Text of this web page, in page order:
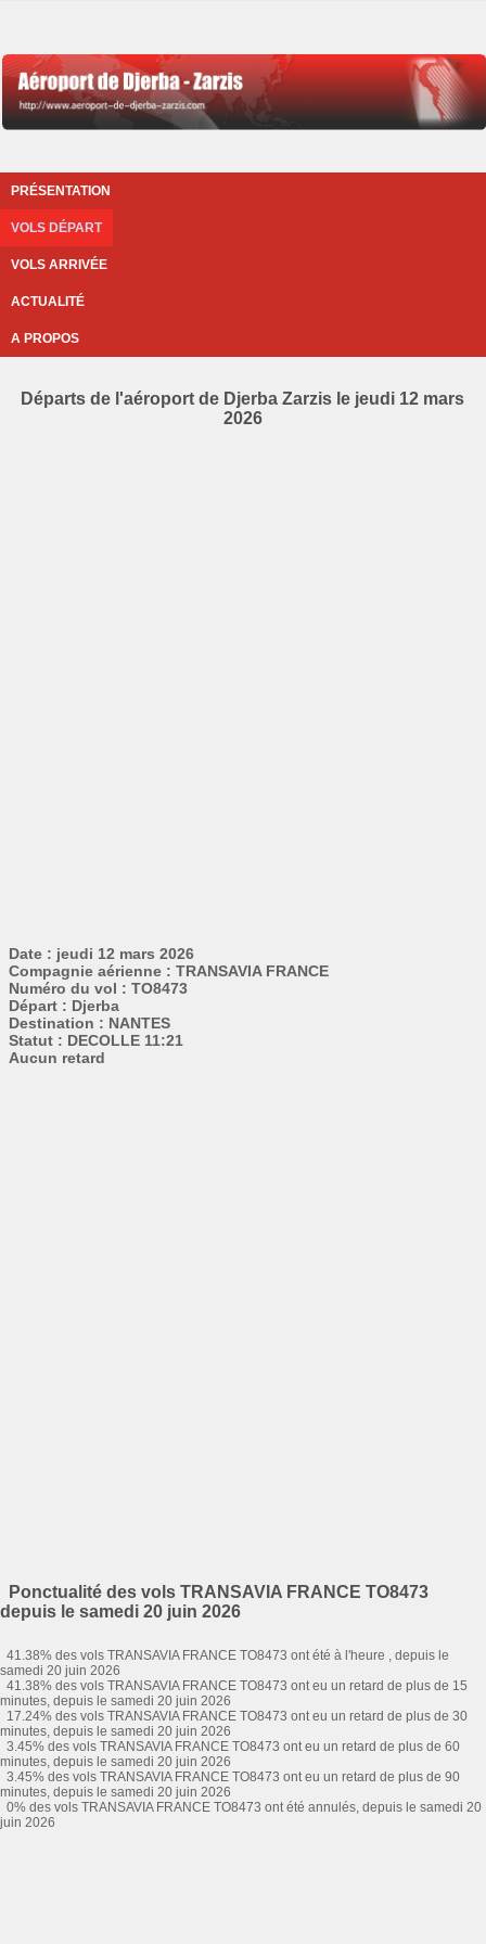
PRÉSENTATION
VOLS DÉPART
VOLS ARRIVÉE
ACTUALITÉ
A PROPOS
Départs de l'aéroport de Djerba Zarzis le jeudi 12 mars
2026
Date : jeudi 12 mars 2026
Compagnie aérienne : TRANSAVIA FRANCE
Numéro du vol : TO8473
Départ : Djerba
Destination : NANTES
Statut : DECOLLE 11:21
Aucun retard
Ponctualité des vols TRANSAVIA FRANCE TO8473
depuis le samedi 20 juin 2026
41.38% des vols TRANSAVIA FRANCE TO8473 ont été à l'heure , depuis le
samedi 20 juin 2026
41.38% des vols TRANSAVIA FRANCE TO8473 ont eu un retard de plus de 15
minutes, depuis le samedi 20 juin 2026
17.24% des vols TRANSAVIA FRANCE TO8473 ont eu un retard de plus de 30
minutes, depuis le samedi 20 juin 2026
3.45% des vols TRANSAVIA FRANCE TO8473 ont eu un retard de plus de 60
minutes, depuis le samedi 20 juin 2026
3.45% des vols TRANSAVIA FRANCE TO8473 ont eu un retard de plus de 90
minutes, depuis le samedi 20 juin 2026
0% des vols TRANSAVIA FRANCE TO8473 ont été annulés, depuis le samedi 20
juin 2026